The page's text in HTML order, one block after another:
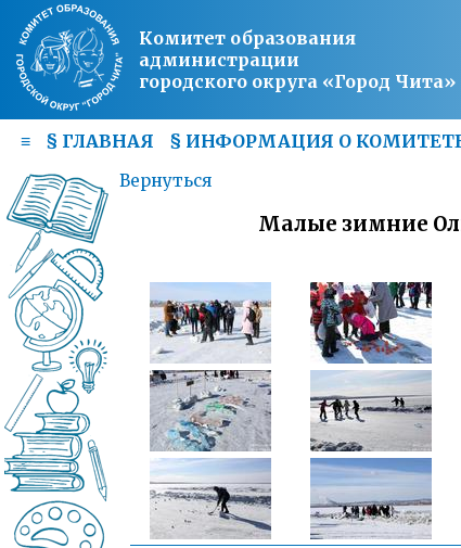
Комитет образования
администрации
городского округа «Город Чита»
≡ § ГЛАВНАЯ § ИНФОРМАЦИЯ О
Вернуться
Малые зимние